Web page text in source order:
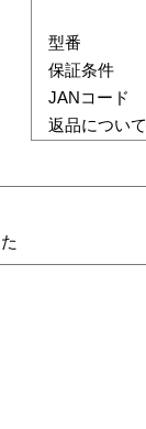
型番
保証条件
JANコード
返品について